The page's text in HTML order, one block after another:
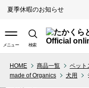
夏季休暇のお知らせ
メニュー 検索
HOME 商品一覧 ペット
made of Organics
犬用